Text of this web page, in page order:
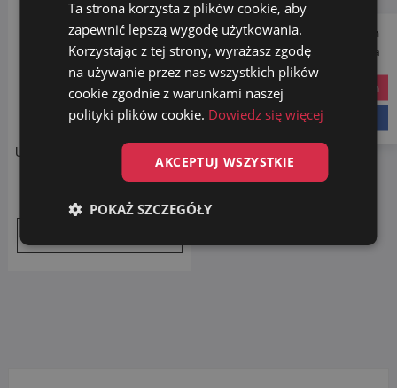
UNIWERSALNY LEMON 5L +
Follow us on
Social Media
instagram
Ta strona korzysta z plików cookie, aby
zapewnić lepszą wygodę użytkowania.
Korzystając z tej strony, wyrażasz zgodę
na używanie przez nas wszystkich plików
cookie zgodnie z warunkami naszej
polityki plików cookie. Dowiedz się więcej
AKCEPTUJ WSZYSTKIE
POKAŻ SZCZEGÓŁY